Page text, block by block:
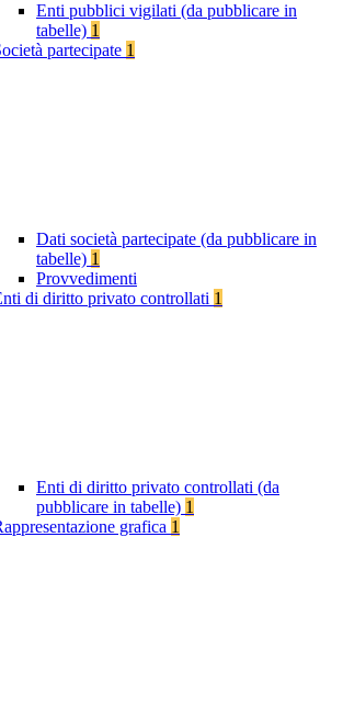
Enti pubblici vigilati (da pubblicare in
tabelle) 1
partecipate 1
Dati società partecipate (da pubblicare in
tabelle) 1
Provvedimenti
di diritto privato controllati 1
Enti di diritto privato controllati (da
pubblicare in tabelle) 1
grafica 1